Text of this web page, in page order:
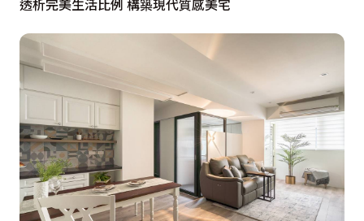
透析完美生活比例 構築現代質感美宅